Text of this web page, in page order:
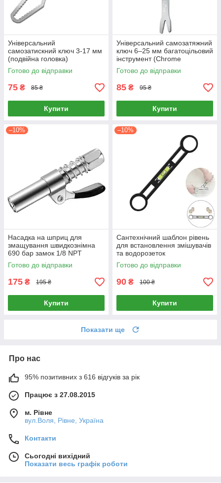
Універсальний
самозатискний ключ 3-17 мм
(подвійна головка)
Готово до відправки
75 ₴ 85 ₴
Купити
Універсальний самозатяжний
ключ 6–25 мм багатоцільовий
інструмент (Chrome
Vanadium)
Готово до відправки
85 ₴ 95 ₴
Купити
–10%
Насадка на шприц для
змащування швидкознімна
690 бар замок 1/8 NPT
Готово до відправки
175 ₴ 195 ₴
Купити
–10%
Сантехнічний шаблон рівень
для встановлення змішувачів
та водорозеток
Готово до відправки
90 ₴ 100 ₴
Купити
Показати ще
Про нас
95% позитивних з 616 відгуків за рік
Працює з 27.08.2015
м. Рівне
вул.Воля, Рівне, Україна
Контакти
Сьогодні вихідний
Показати весь графік роботи